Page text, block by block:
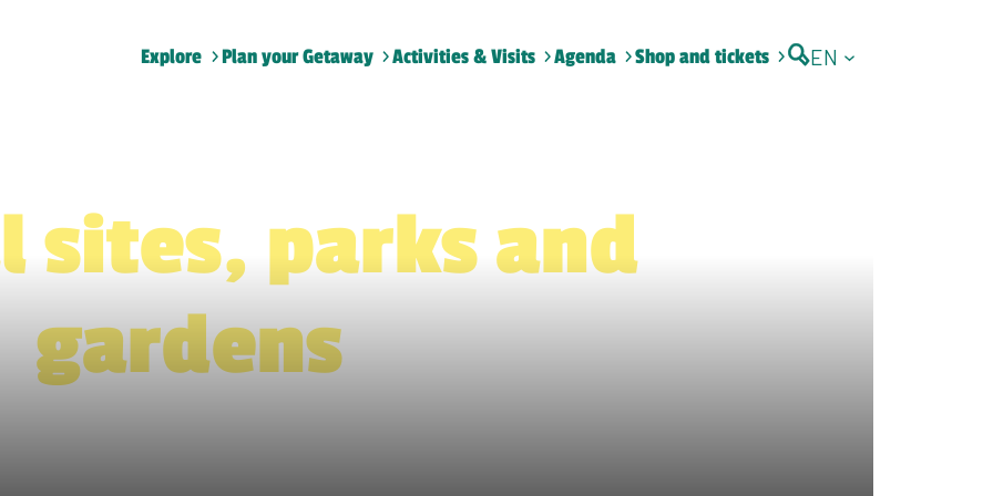
Explore Plan your Getaway Activities & Visits Agenda Shop and tickets EN
sites, parks and
gardens